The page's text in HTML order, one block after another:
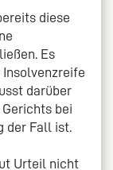
diese
Es
darüber
bei
der Fall ist.
Urteil nicht